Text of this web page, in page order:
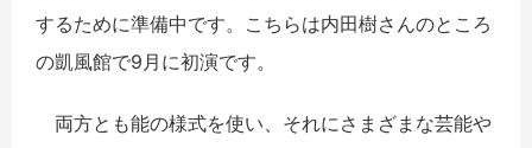
するために準備中です。こちらは内田樹さんのところ
の凱風館で9月に初演です。
両方とも能の様式を使い、それにさまざまな芸能や